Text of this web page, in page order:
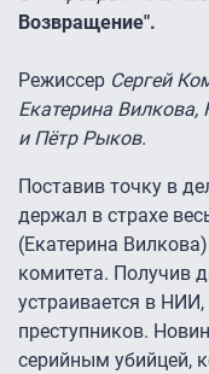
Возвращение".
Режиссер Сергей
Екатерина
и Пётр Рыков.
Поставив точку в
держал в страхе
(Екатерина
комитета. Получив
устраивается в
преступников.
серийным убийцей,